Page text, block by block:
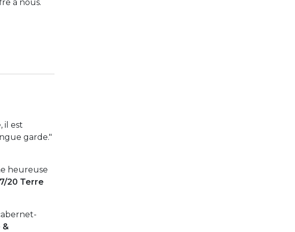
à nous.
il est
garde."
heureuse
20 Terre
&